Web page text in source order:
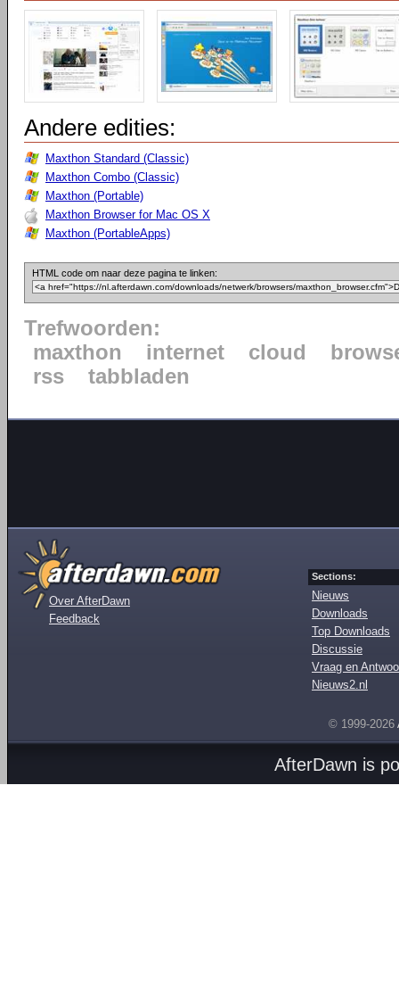
Andere edities:
Maxthon Standard (Classic)
Maxthon Combo (Classic)
Maxthon (Portable)
Maxthon Browser for Mac OS X
Maxthon (PortableApps)
HTML code om naar deze pagina te linken:
Trefwoorden:
maxthon
internet cloud
rss
tabbladen
Over AfterDawn
Feedback
Sections:
Nieuws
Downloads
Top Downloads
Discussie
Vraag en
Nieuws2.nl
© 1999-2026
AfterDawn is